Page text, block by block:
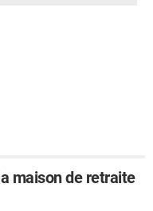
maison de retraite